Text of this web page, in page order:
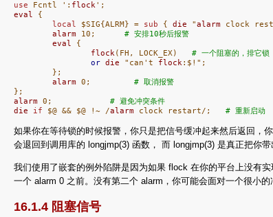
use Fcntl ': flock
eval
{
local
$SIG{ALRM} = sub { die "alarm clock
alarm 10; # 安排10秒后报警
eval
{
flock (FH, LOCK_EX) # 一个阻塞的，排它锁
or
die "can't flock :$!";
        };
alarm 0; # 取消报警
alarm 0; # 避免冲突条件
die
if $@ && $@ !~ /alarm clock restart/; # 重新启动
如果你在等待锁的时候报警，你只是把信号缓冲起来然后返回，
会退回到调用库的 longjmp(3) 函数， 而 longjmp(3) 是真正把你带
我们使用了嵌套的例外陷阱是因为如果 flock 在你的平台上没有
一个 alarm 0 之前。没有第二个 alarm，你可能会面对一个很小
16.1.4 阻塞信号